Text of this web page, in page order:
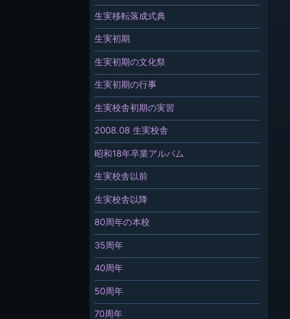
生実移転落成式典
生実初期
生実初期の文化祭
生実初期の行事
生実校舎初期の実習
2008.08 生実校舎
昭和18年卒業アルバム
生実校舎以前
生実校舎以降
80周年の本校
35周年
40周年
50周年
70周年